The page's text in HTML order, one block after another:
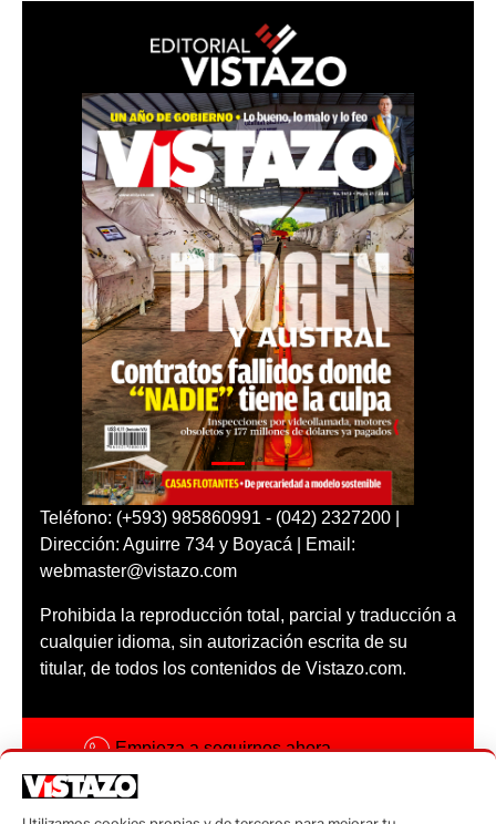
Teléfono: (+593) 985860991 - (042) 2327200 |
Dirección: Aguirre 734 y Boyacá | Email:
webmaster@vistazo.com
Prohibida la reproducción total, parcial y traducción a
cualquier idioma, sin autorización escrita de su
titular, de todos los contenidos de Vistazo.com.
Empieza a seguirnos ahora